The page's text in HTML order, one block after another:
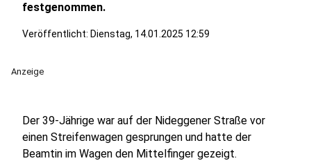
festgenommen.
Veröffentlicht: Dienstag, 14.01.2025 12:59
Anzeige
Der 39-Jährige war auf der Nideggener Straße vor
einen Streifenwagen gesprungen und hatte der
Beamtin im Wagen den Mittelfinger gezeigt.